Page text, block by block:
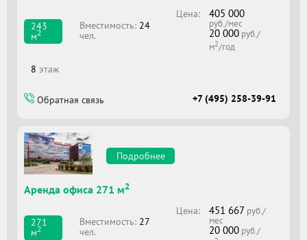
243
м2
Вместимоcть: 24
чел.
Цена: 405 000
руб./мес
20 000 руб./
м2/год
8 этаж
Обратная связь +7 (495) 258-39-91
Подробнее
Аренда офиса 271 м2
271
м2
Вместимоcть: 27
чел.
Цена: 451 667руб./
мес
20 000руб./